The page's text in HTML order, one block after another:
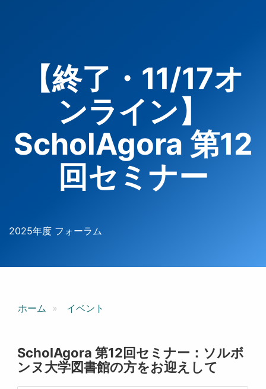
【終了・11/17オ
ンライン】
ScholAgora 第12
回セミナー
2025年度 フォーラム
ホーム イベント
ScholAgora 第12回セミナー：ソルボ
ンヌ大学図書館の方をお迎えして